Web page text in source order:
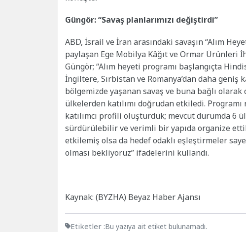
Güngör: “Savaş planlarımızı değiştirdi”
ABD, İsrail ve İran arasındaki savaşın “Alım
paylaşan Ege Mobilya Kâğıt ve Ormar Ürünleri
Güngör; “Alım heyeti programı başlangıçta
İngiltere, Sırbistan ve Romanya’dan daha geniş
bölgemizde yaşanan savaş ve buna bağlı
ülkelerden katılımı doğrudan etkiledi.
katılımcı profili oluşturduk; mevcut durumda 6
sürdürülebilir ve verimli bir yapıda organize
etkilemiş olsa da hedef odaklı eşleştirmeler
olması bekliyoruz” ifadelerini kullandı.
Kaynak: (BYZHA) Beyaz Haber Ajansı
Etiketler :Bu yazıya ait etiket bulunamadı.